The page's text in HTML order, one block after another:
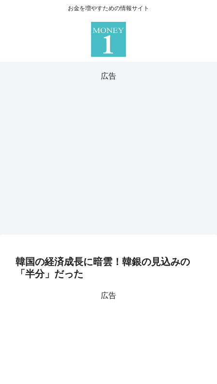
お金を増やすための情報サイト
広告
韓国の経済成長に暗雲！韓銀の見込みの
「半分」だった
広告